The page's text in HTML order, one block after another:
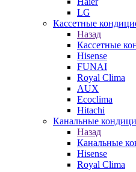
LG
Кассетные
Назад
Кассетные
Hisense
FUNAI
Royal Clima
AUX
Ecoclima
Hitachi
Канальные
Назад
Канальные
Hisense
Royal Clima